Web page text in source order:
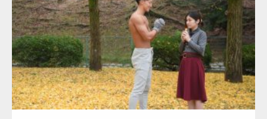
Category:公園のマッチョ その他 AKIHITO(細マッチョ) 上腕三頭筋
肩
ダウンロード